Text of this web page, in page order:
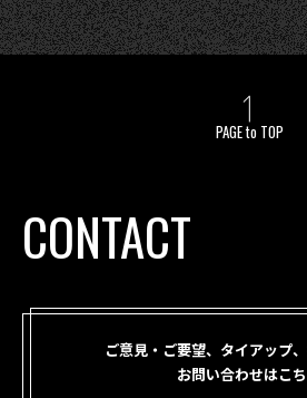
PAGE to TOP
CONTACT
ご意見・ご要望、タイアップ
お問い合わせはこ